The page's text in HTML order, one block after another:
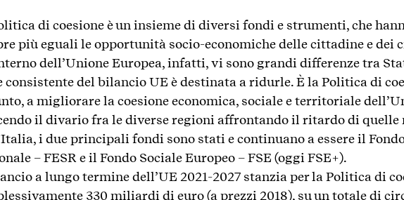
di coesione è un insieme di diversi fondi e strumenti, che
più eguali le opportunità socio-economiche delle cittadine e dei
dell’Unione Europea, infatti, vi sono grandi differenze tra
consistente del bilancio UE è destinata a ridurle. È la Politica di
a migliorare la coesione economica, sociale e territoriale
il divario fra le diverse regioni affrontando il ritardo di quelle
i due principali fondi sono stati e continuano a essere il
– FESR e il Fondo Sociale Europeo – FSE (oggi FSE+).
a lungo termine dell’UE 2021-2027 stanzia per la Politica di
330 miliardi di euro (a prezzi 2018), su un totale di